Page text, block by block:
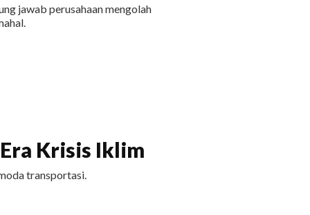
jawab perusahaan mengolah
Krisis Iklim
transportasi.